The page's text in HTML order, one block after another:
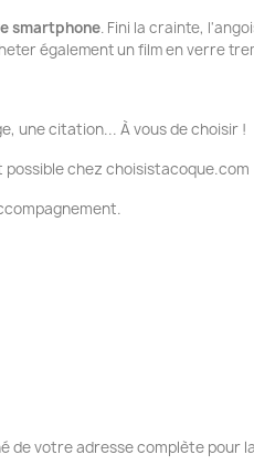
smartphone. Fini la crainte,
également un film en verre
une citation... À vous de choisir !
chez choisistacoque.com
de votre adresse complète pour